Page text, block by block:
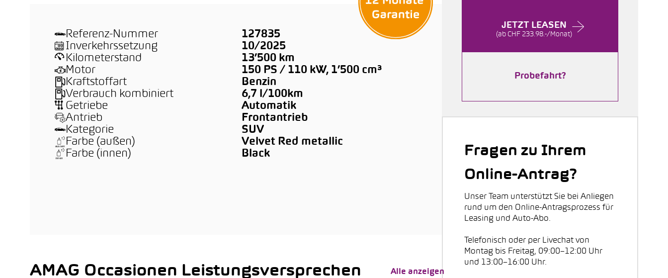
Referenz-Nummer
127835
Inverkehrssetzung
10/2025
Kilometerstand
13’500 km
Motor
150 PS / 110 kW, 1’500 cm³
Kraftstoffart
Benzin
Verbrauch kombiniert
6,7 l/100km
Getriebe
Automatik
Antrieb
Frontantrieb
Kategorie
SUV
Farbe (außen)
Velvet Red metallic
Farbe (innen)
Black
AMAG Occasionen Leistungsversprechen Alle anzeigen
JETZT LEASEN
(ab CHF 233.98.-/Monat)
Probefahrt?
Fragen zu Ihrem
Online-Antrag?
Unser Team unterstützt Sie bei Anliegen
rund um den Online-Antragsprozess für
Leasing und Auto-Abo.
Telefonisch oder per Livechat von
Montag bis Freitag, 09:00–12:00 Uhr
und 13:00–16:00 Uhr.